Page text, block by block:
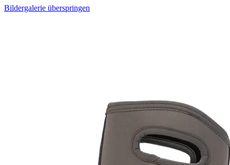
Bildergalerie überspringen